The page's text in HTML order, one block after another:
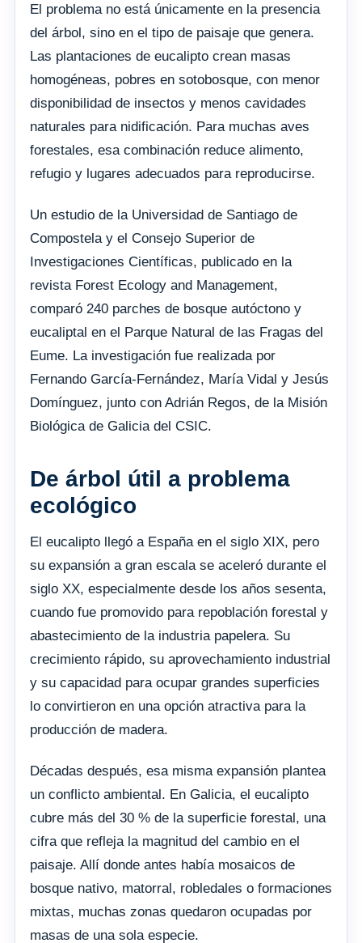
El problema no está únicamente en la presencia
del árbol, sino en el tipo de paisaje que genera.
Las plantaciones de eucalipto crean masas
homogéneas, pobres en sotobosque, con menor
disponibilidad de insectos y menos cavidades
naturales para nidificación. Para muchas aves
forestales, esa combinación reduce alimento,
refugio y lugares adecuados para reproducirse.
Un estudio de la Universidad de Santiago de
Compostela y el Consejo Superior de
Investigaciones Científicas, publicado en la
revista Forest Ecology and Management,
comparó 240 parches de bosque autóctono y
eucaliptal en el Parque Natural de las Fragas del
Eume. La investigación fue realizada por
Fernando García-Fernández, María Vidal y Jesús
Domínguez, junto con Adrián Regos, de la Misión
Biológica de Galicia del CSIC.
De árbol útil a problema
ecológico
El eucalipto llegó a España en el siglo XIX, pero
su expansión a gran escala se aceleró durante el
siglo XX, especialmente desde los años sesenta,
cuando fue promovido para repoblación forestal y
abastecimiento de la industria papelera. Su
crecimiento rápido, su aprovechamiento industrial
y su capacidad para ocupar grandes superficies
lo convirtieron en una opción atractiva para la
producción de madera.
Décadas después, esa misma expansión plantea
un conflicto ambiental. En Galicia, el eucalipto
cubre más del 30 % de la superficie forestal, una
cifra que refleja la magnitud del cambio en el
paisaje. Allí donde antes había mosaicos de
bosque nativo, matorral, robledales o formaciones
mixtas, muchas zonas quedaron ocupadas por
masas de una sola especie.